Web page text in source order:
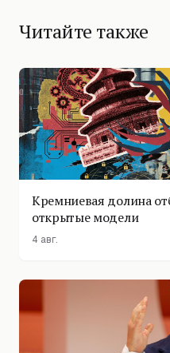
Читайте также
Кремниевая долина
открытые модели
4 авг.